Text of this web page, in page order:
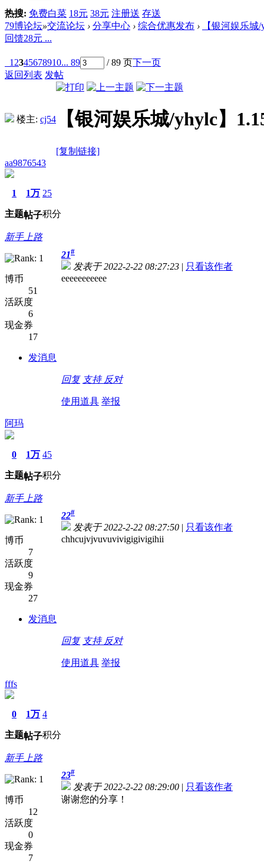
热搜: 免费白菜 18元 38元 注册送 存送
79博论坛»交流论坛 › 分享中心 › 综合优惠发布 ›
【银河娱乐城
回馈28元 ...
1 2345678910... 89 / 89 页下一页
返回列表 发帖
楼主: cj54 【银河娱乐城/yhylc】
[复制链接]
aa9876543
1
主题
1万
帖子
25
积分
新手上路
博币
51
活跃度
6
现金券
17
发消息
21#
发表于 2022-2-22 08:27:23 | 只看该作者
eeeeeeeeeee
回复 支持 反对
使用道具 举报
阿玛
0
主题
1万
帖子
45
积分
新手上路
博币
7
活跃度
9
现金券
27
发消息
22#
发表于 2022-2-22 08:27:50 | 只看该作者
chhcujvjvuvuvivigigivigihii
回复 支持 反对
使用道具 举报
fffs
0
主题
1万
帖子
4
积分
新手上路
博币
12
活跃度
0
现金券
7
23#
发表于 2022-2-22 08:29:00 | 只看该作者
谢谢您的分享！